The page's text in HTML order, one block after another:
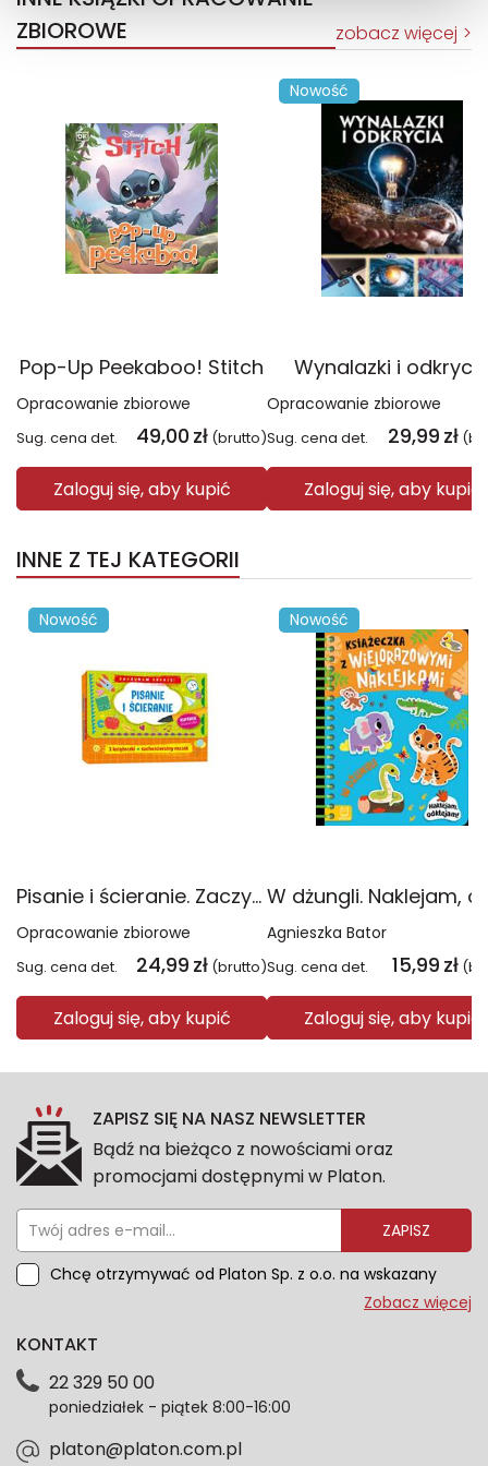
ZBIOROWE
zobacz więcej
Pop-Up Peekaboo! Stitch
Opracowanie zbiorowe
Sug. cena det. 49,00 zł (brutto)
Zaloguj się, aby kupić
Nowość
Wynalazki i
Opracowanie zbiorowe
Sug. cena det. 29,99 zł
Zaloguj się, aby kupić
INNE Z TEJ KATEGORII
Nowość
Pisanie i ścieranie. Zaczynam szkołę!
Opracowanie zbiorowe
Sug. cena det. 24,99 zł (brutto)
Zaloguj się, aby kupić
Nowość
Agnieszka Bator
Sug. cena det. 15,99 zł
Zaloguj się, aby kupić
ZAPISZ SIĘ NA NASZ NEWSLETTER
Bądź na bieżąco z nowościami oraz
promocjami dostępnymi w Platon.
ZAPISZ
Chcę otrzymywać od Platon Sp. z o.o. na wskazany
przeze mnie adres e-mail informacje marketingowe
dotyczące danych osobowych znajdziesz w naszej
każdym czasie. Wycofanie zgody nie wpłynie na
zgodność z prawem przetwarzania dokonanego przed
Zobacz więcej
KONTAKT
22 329 50 00
poniedziałek - piątek 8:00-16:00
platon@platon.com.pl